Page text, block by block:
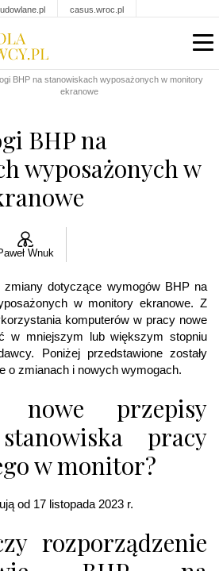
casus.wroc.pl
BHP na stanowiskach wyposażonych w monitory
ekranowe
BHP na
wyposażonych w
Wnuk
zmiany dotyczące wymogów BHP na
w monitory ekranowe. Z
komputerów w pracy nowe
w mniejszym lub większym stopniu
Poniżej przedstawione zostały
o zmianach i nowych wymogach.
przepisy
pracy
w monitor?
od 17 listopada 2023 r.
rozporządzenie